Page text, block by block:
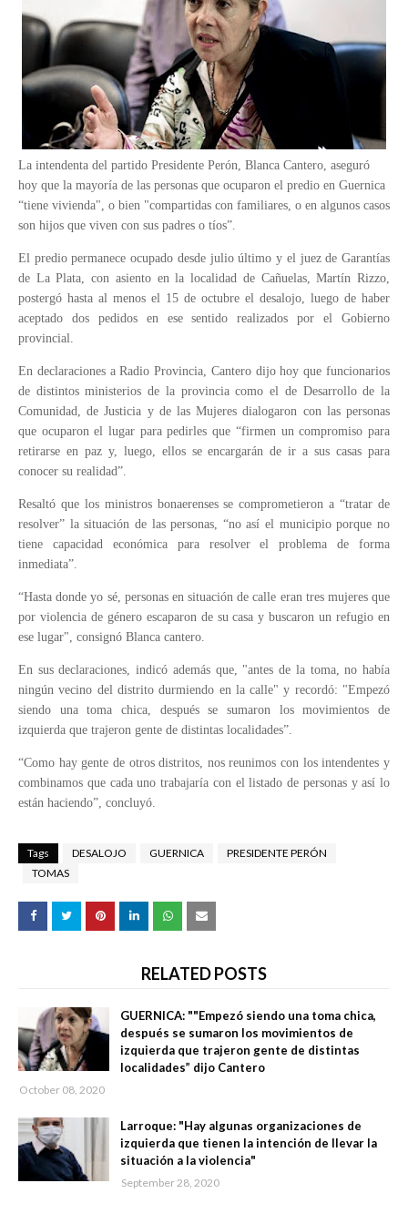
La intendenta del partido Presidente Perón, Blanca Cantero, aseguró
hoy que la mayoría de las personas que ocuparon el predio en Guernica
“tiene vivienda", o bien "compartidas con familiares, o en algunos casos
son hijos que viven con sus padres o tíos”.
El predio permanece ocupado desde julio último y el juez de Garantías
de La Plata, con asiento en la localidad de Cañuelas, Martín Rizzo,
postergó hasta al menos el 15 de octubre el desalojo, luego de haber
aceptado dos pedidos en ese sentido realizados por el Gobierno
provincial.
En declaraciones a Radio Provincia, Cantero dijo hoy que funcionarios
de distintos ministerios de la provincia como el de Desarrollo de la
Comunidad, de Justicia y de las Mujeres dialogaron con las personas
que ocuparon el lugar para pedirles que “firmen un compromiso para
retirarse en paz y, luego, ellos se encargarán de ir a sus casas para
conocer su realidad”.
Resaltó que los ministros bonaerenses se comprometieron a “tratar de
resolver” la situación de las personas, “no así el municipio porque no
tiene capacidad económica para resolver el problema de forma
inmediata”.
“Hasta donde yo sé, personas en situación de calle eran tres mujeres que
por violencia de género escaparon de su casa y buscaron un refugio en
ese lugar", consignó Blanca cantero.
En sus declaraciones, indicó además que, "antes de la toma, no había
ningún vecino del distrito durmiendo en la calle" y recordó: "Empezó
siendo una toma chica, después se sumaron los movimientos de
izquierda que trajeron gente de distintas localidades”.
“Como hay gente de otros distritos, nos reunimos con los intendentes y
combinamos que cada uno trabajaría con el listado de personas y así lo
están haciendo”, concluyó.
Tags DESALOJO GUERNICA
PRESIDENTE PERÓN
TOMAS
RELATED POSTS
GUERNICA: ""Empezó siendo una toma chica,
después se sumaron los movimientos de
izquierda que trajeron gente de distintas
localidades” dijo Cantero
October 08, 2020
Larroque: "Hay algunas organizaciones de
izquierda que tienen la intención de llevar la
situación a la violencia"
September 28, 2020